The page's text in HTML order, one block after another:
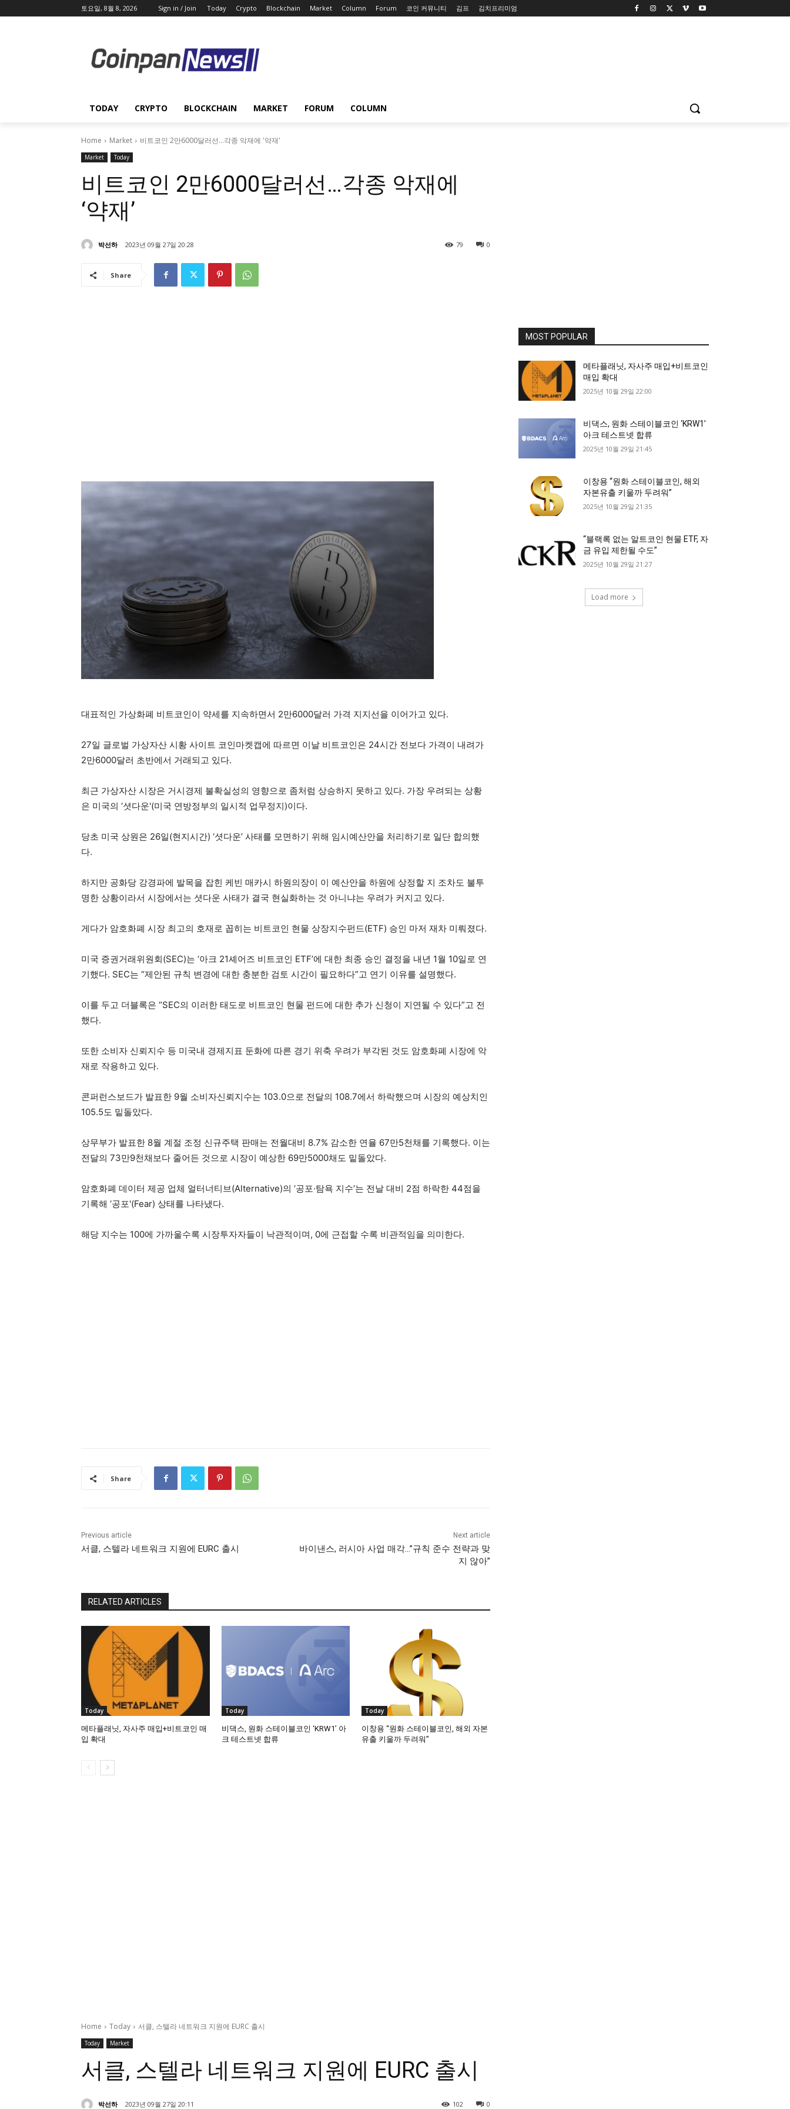
토요일, 8월 8, 2026 Sign in / Join Today Crypto Blockchain Market Column Forum 코인 커뮤니티 김프 김치프리미엄
TODAY CRYPTO BLOCKCHAIN MARKET FORUM COLUMN
Home Market 비트코인 2만6000달러선…각종 악재에 '약재'
Market Today
비트코인 2만6000달러선…각종 악재에
‘약재’
박선하 2023년 09월 27일 20:28 0
79
Share
대표적인 가상화폐 비트코인이 약세를 지속하면서 2만6000달러 가격 지지선을 이어가고 있다.
27일 글로벌 가상자산 시황 사이트 코인마켓캡에 따르면 이날 비트코인은 24시간 전보다 가격이 내려가
2만6000달러 초반에서 거래되고 있다.
최근 가상자산 시장은 거시경제 불확실성의 영향으로 좀처럼 상승하지 못하고 있다. 가장 우려되는 상황
은 미국의 ‘셧다운'(미국 연방정부의 일시적 업무정지)이다.
당초 미국 상원은 26일(현지시간) ‘셧다운’ 사태를 모면하기 위해 임시예산안을 처리하기로 일단 합의했
다.
하지만 공화당 강경파에 발목을 잡힌 케빈 매카시 하원의장이 이 예산안을 하원에 상정할 지 조차도 불투
명한 상황이라서 시장에서는 셧다운 사태가 결국 현실화하는 것 아니냐는 우려가 커지고 있다.
게다가 암호화폐 시장 최고의 호재로 꼽히는 비트코인 현물 상장지수펀드(ETF) 승인 마저 재차 미뤄졌다.
미국 증권거래위원회(SEC)는 ‘아크 21셰어즈 비트코인 ETF’에 대한 최종 승인 결정을 내년 1월 10일로 연
기했다. SEC는 “제안된 규칙 변경에 대한 충분한 검토 시간이 필요하다”고 연기 이유를 설명했다.
이를 두고 더블록은 “SEC의 이러한 태도로 비트코인 현물 펀드에 대한 추가 신청이 지연될 수 있다”고 전
했다.
또한 소비자 신뢰지수 등 미국내 경제지표 둔화에 따른 경기 위축 우려가 부각된 것도 암호화폐 시장에 악
재로 작용하고 있다.
콘퍼런스보드가 발표한 9월 소비자신뢰지수는 103.0으로 전달의 108.7에서 하락했으며 시장의 예상치인
105.5도 밑돌았다.
상무부가 발표한 8월 계절 조정 신규주택 판매는 전월대비 8.7% 감소한 연율 67만5천채를 기록했다. 이는
전달의 73만9천채보다 줄어든 것으로 시장이 예상한 69만5000채도 밑돌았다.
암호화폐 데이터 제공 업체 얼터너티브(Alternative)의 ‘공포·탐욕 지수’는 전날 대비 2점 하락한 44점을
기록해 ‘공포'(Fear) 상태를 나타냈다.
해당 지수는 100에 가까울수록 시장투자자들이 낙관적이며, 0에 근접할 수록 비관적임을 의미한다.
Share
Previous article
서클, 스텔라 네트워크 지원에 EURC 출시
Next article
바이낸스, 러시아 사업 매각…”규칙 준수 전략과 맞
지 않아”
RELATED ARTICLES
Today
메타플래닛, 자사주 매입+비트코인 매
입 확대
Today
비댁스, 원화 스테이블코인 ‘KRW1’ 아
크 테스트넷 합류
Today
이창용 “원화 스테이블코인, 해외 자본
유출 키울까 두려워”
MOST POPULAR
메타플래닛, 자사주 매입+비트코인
매입 확대
2025년 10월 29일 22:00
비댁스, 원화 스테이블코인 ‘KRW1’
아크 테스트넷 합류
2025년 10월 29일 21:45
이창용 “원화 스테이블코인, 해외
자본유출 키울까 두려워”
2025년 10월 29일 21:35
“블랙록 없는 알트코인 현물 ETF, 자
금 유입 제한될 수도”
2025년 10월 29일 21:27
Load more